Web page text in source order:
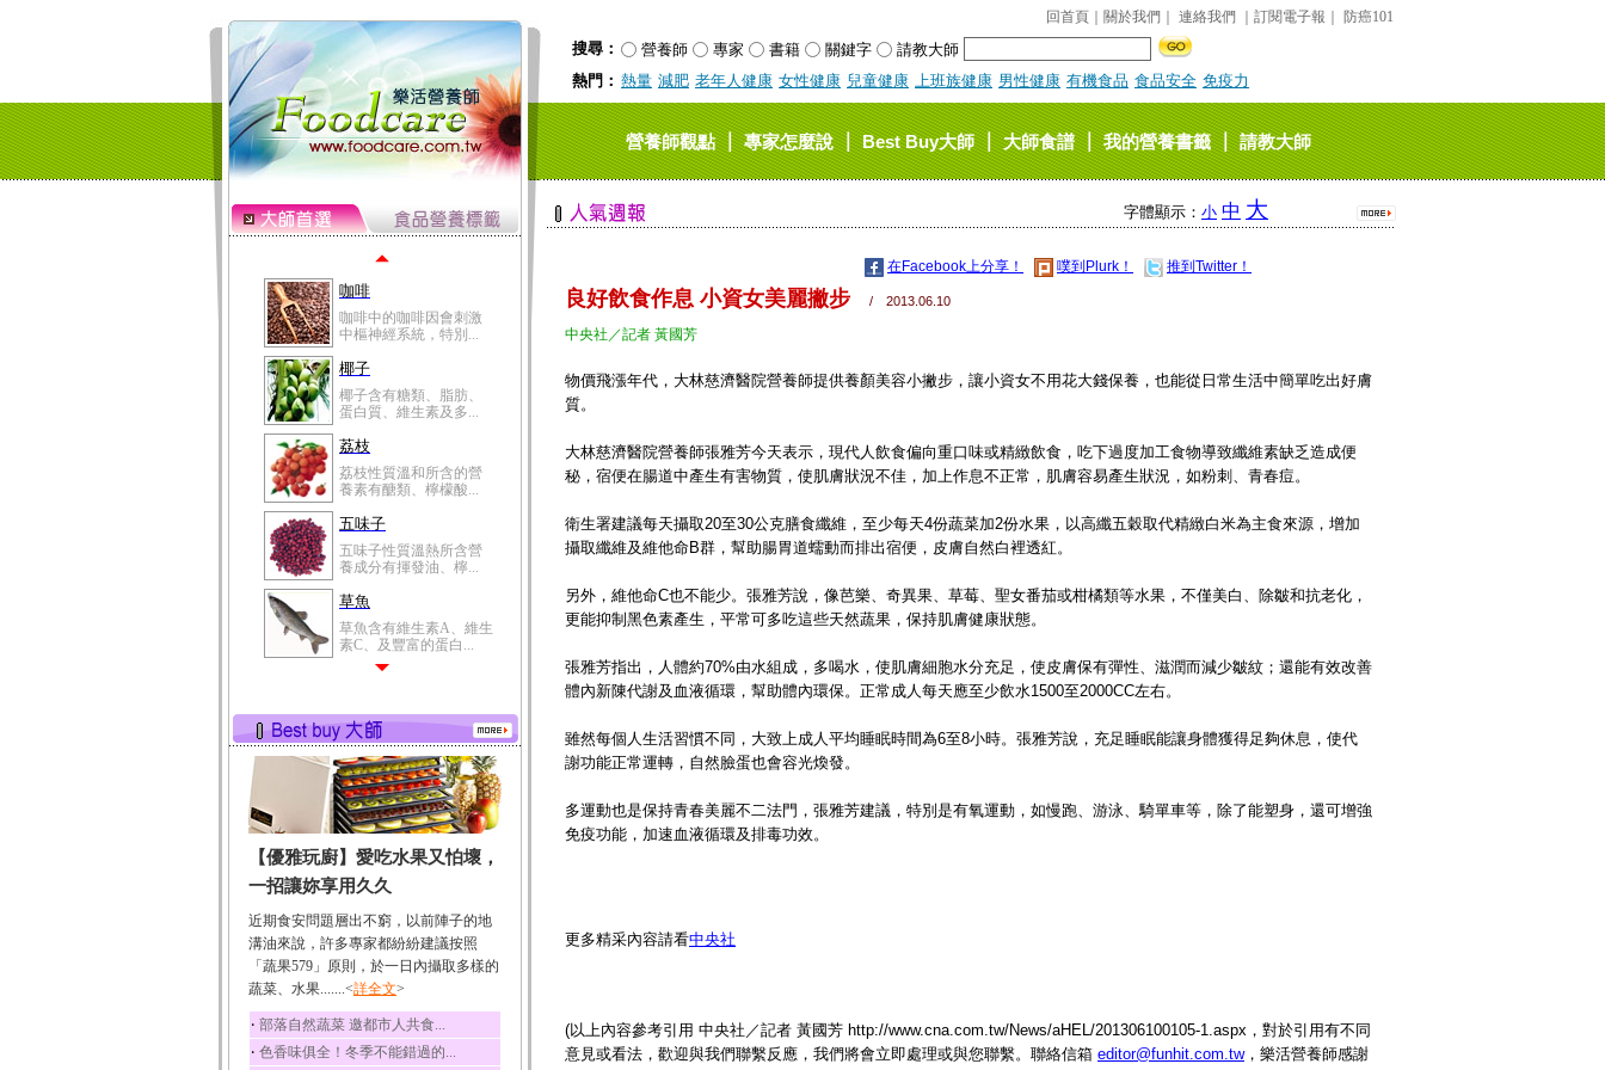
回首頁 關於我們 連絡我們 訂閱電子報 防癌101
搜尋： 營養師 專家 書籍 關鍵字
請教大師
熱門： 熱量 減肥 老年人健康 女性健康 兒童健康 上班族健康 男性健康 有機食品 食品安全 免疫力
營養師觀點｜專家怎麼說｜Best Buy大師｜大師食譜｜我的營養書籤｜請教大師
量極低是水腫病人的...
豆豉裡頭含有營養的蛋
白質、脂肪、鈣、磷...
榛果
榛果裡所含的營養素有
迷迭香
迷迭香 裡頭含有咖啡
酸、迷迭香酸、植物...
咖啡
咖啡中的咖啡因會刺激
中樞神經系統，特別...
椰子
椰子含有糖類、脂肪、
蛋白質、維生素及多...
荔枝
荔枝性質溫和所含的營
養素有醣類、檸檬酸...
五味子
五味子性質溫熱所含營
養成分有揮發油、檸...
草魚
草魚含有維生素A、維生
素C、及豐富的蛋白...
【優雅玩廚】愛吃水果又怕壞，
一招讓妳享用久久
近期食安問題層出不窮，以前陣子的地
溝油來說，許多專家都紛紛建議按照
「蔬果579」原則，於一日內攝取多樣的
蔬菜、水果.......<詳全文>
‧ 部落自然蔬菜 邀都市人共食...
‧ 色香味俱全！冬季不能錯過的...
字體顯示： 小 中 大
在Facebook上分享！ 噗到Plurk！ 推到Twitter！
良好飲食作息 小資女美麗撇步 / 2013.06.10
中央社／記者 黃國芳
物價飛漲年代，大林慈濟醫院營養師提供養顏美容小撇步，讓小資女不用花大錢保養，也能從日常生活中簡單吃出好膚
質。
大林慈濟醫院營養師張雅芳今天表示，現代人飲食偏向重口味或精緻飲食，吃下過度加工食物導致纖維素缺乏造成便
秘，宿便在腸道中產生有害物質，使肌膚狀況不佳，加上作息不正常，肌膚容易產生狀況，如粉刺、青春痘。
衛生署建議每天攝取20至30公克膳食纖維，至少每天4份蔬菜加2份水果，以高纖五穀取代精緻白米為主食來源，增加
攝取纖維及維他命B群，幫助腸胃道蠕動而排出宿便，皮膚自然白裡透紅。
另外，維他命C也不能少。張雅芳說，像芭樂、奇異果、草莓、聖女番茄或柑橘類等水果，不僅美白、除皺和抗老化，
更能抑制黑色素產生，平常可多吃這些天然蔬果，保持肌膚健康狀態。
張雅芳指出，人體約70%由水組成，多喝水，使肌膚細胞水分充足，使皮膚保有彈性、滋潤而減少皺紋；還能有效改善
體內新陳代謝及血液循環，幫助體內環保。正常成人每天應至少飲水1500至2000CC左右。
雖然每個人生活習慣不同，大致上成人平均睡眠時間為6至8小時。張雅芳說，充足睡眠能讓身體獲得足夠休息，使代
謝功能正常運轉，自然臉蛋也會容光煥發。
多運動也是保持青春美麗不二法門，張雅芳建議，特別是有氧運動，如慢跑、游泳、騎單車等，除了能塑身，還可增強
免疫功能，加速血液循環及排毒功效。
更多精采內容請看中央社
(以上內容參考引用 中央社／記者 黃國芳 http://www.cna.com.tw/News/aHEL/201306100105-1.aspx，對於引用有不同
意見或看法，歡迎與我們聯繫反應，我們將會立即處理或與您聯繫。聯絡信箱 editor@funhit.com.tw，樂活營養師感謝